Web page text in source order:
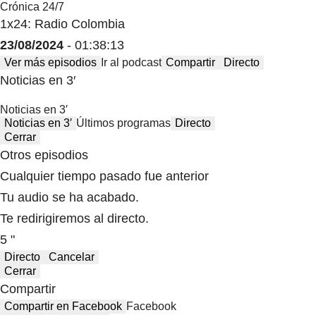
Crónica 24/7
1x24: Radio Colombia
23/08/2024 - 01:38:13
Ver más episodios Ir al podcast Compartir Directo
Noticias en 3′
Noticias en 3′
Noticias en 3′ Últimos programas Directo
Cerrar
Otros episodios
Cualquier tiempo pasado fue anterior
Tu audio se ha acabado.
Te redirigiremos al directo.
5 "
Directo
Cancelar
Cerrar
Compartir
Compartir en Facebook Facebook